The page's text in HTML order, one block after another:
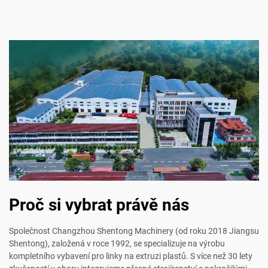
Proč si vybrat právě nás
Společnost Changzhou Shentong Machinery (od roku 2018 Jiangsu
Shentong), založená v roce 1992, se specializuje na výrobu
kompletního vybavení pro linky na extruzi plastů. S více než 30 lety